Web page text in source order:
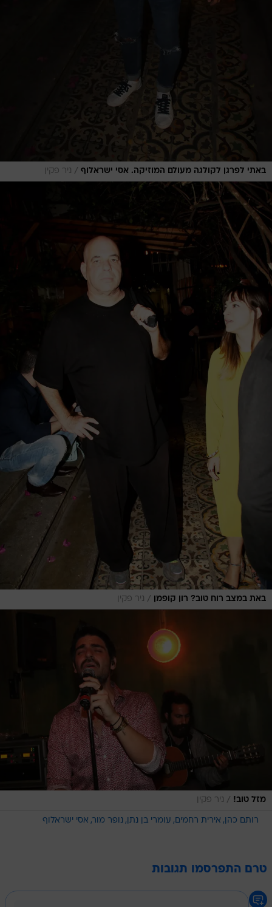
באתי לפרגן לקולגה מעולם המוזיקה. אסי ישראלוף / ניר פקין
באת במצב רוח טוב? רון קופמן / ניר פקין
מזל טוב! / ניר פקין
רותם כהן אירית רחמים עומרי בן נתן נופר מור אסי ישראלוף
טרם התפרסמו תגובות